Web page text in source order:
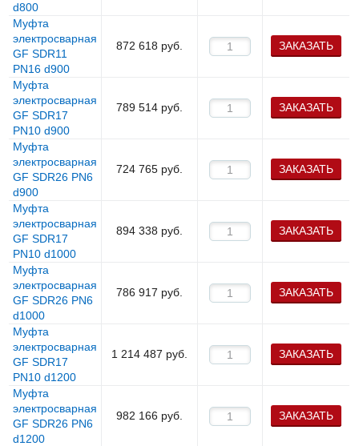
d800
Муфта
электросварная
GF SDR11
PN16 d900
872 618 руб. ЗАКАЗАТЬ
Муфта
электросварная
GF SDR17
PN10 d900
789 514 руб. ЗАКАЗАТЬ
Муфта
электросварная
GF SDR26 PN6
d900
724 765 руб. ЗАКАЗАТЬ
Муфта
электросварная
GF SDR17
PN10 d1000
894 338 руб. ЗАКАЗАТЬ
Муфта
электросварная
GF SDR26 PN6
d1000
786 917 руб. ЗАКАЗАТЬ
Муфта
электросварная
GF SDR17
PN10 d1200
1 214 487 руб. ЗАКАЗАТЬ
Муфта
электросварная
GF SDR26 PN6
d1200
982 166 руб. ЗАКАЗАТЬ